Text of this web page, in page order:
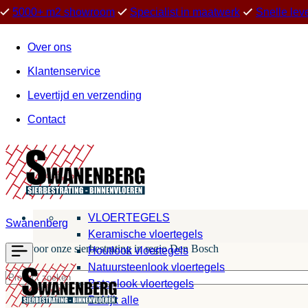
5000+ m2 showroom Specialist in maatwerk Snelle
Over ons
Klantenservice
Levertijd en verzending
Contact
Swanenberg
Kies voor onze sierbestrating in regio Den Bosch
VLOERTEGELS
Keramische vloertegels
Houtlook vloertegels
Natuursteenlook vloertegels
Betonlook vloertegels
Bekijk alle